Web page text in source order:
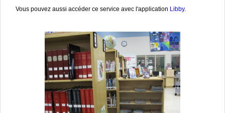
Vous pouvez aussi accéder ce service avec l'application Libby.